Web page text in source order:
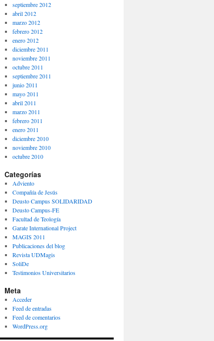
septiembre 2012
abril 2012
marzo 2012
febrero 2012
enero 2012
diciembre 2011
noviembre 2011
octubre 2011
septiembre 2011
junio 2011
mayo 2011
abril 2011
marzo 2011
febrero 2011
enero 2011
diciembre 2010
noviembre 2010
octubre 2010
Categorías
Adviento
Compañía de Jesús
Deusto Campus SOLIDARIDAD
Deusto Campus-FE
Facultad de Teología
Garate International Project
MAGIS 2011
Publicaciones del blog
Revista UDMagis
SoliDe
Testimonios Universitarios
Meta
Acceder
Feed de entradas
Feed de comentarios
WordPress.org